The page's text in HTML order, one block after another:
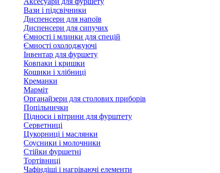
Вази і підсвічники
Диспенсери для напоїв
Диспенсери для сипучих
Ємності і млинки для спецій
Ємності охолоджуючі
Інвентар для фуршету
Ковпаки і кришки
Кошики і хлібниці
Креманки
Марміт
Органайзери для столових приборів
Попільнички
Підноси і вітрини для фурштету
Серветниці
Цукорниці і маслянки
Соусники і молочники
Стійки фуршетні
Тортівниці
Чафіндіші і нагріваючі елементи